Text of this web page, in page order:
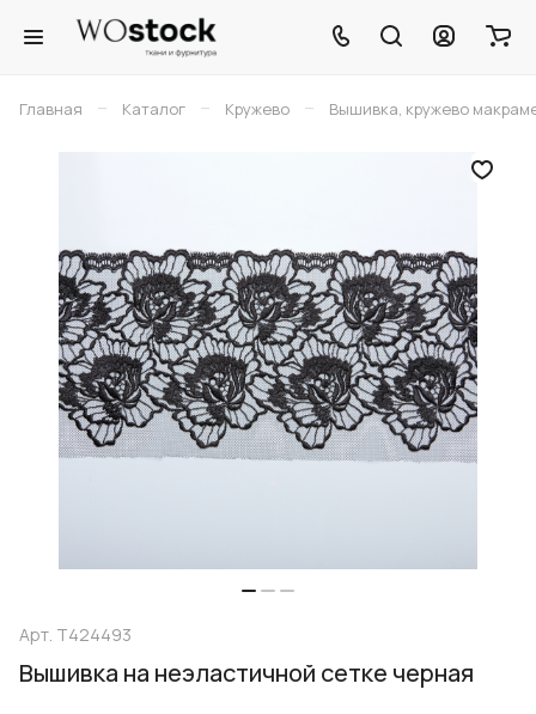
Главная – Каталог – Кружево – Вышивка, кружево
Арт. T424493
Вышивка на неэластичной сетке черная